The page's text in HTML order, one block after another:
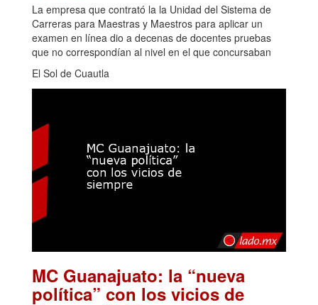
La empresa que contrató la la Unidad del Sistema de
Carreras para Maestras y Maestros para aplicar un
examen en línea dio a decenas de docentes pruebas
que no correspondían al nivel en el que concursaban
El Sol de Cuautla
MC Guanajuato: la “nueva
política” con los vicios de